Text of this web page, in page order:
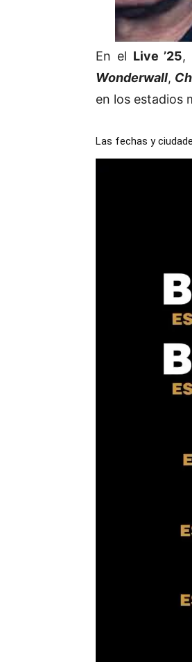
En el Live ’25,
Wonderwall,
en los estadios
Las fechas y